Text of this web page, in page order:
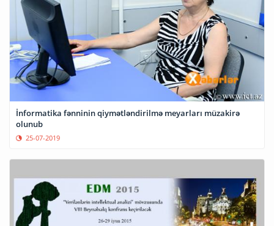
İnformatika fənninin qiymətləndirilmə meyarları müzakirə
olunub
25-07-2019